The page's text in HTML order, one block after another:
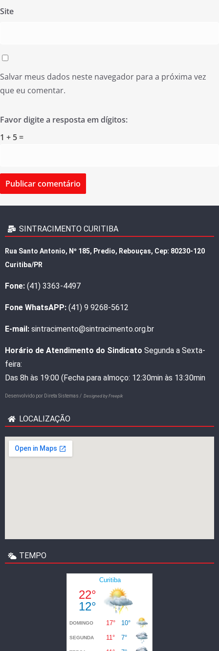
Site
Salvar meus dados neste navegador para a próxima vez
que eu comentar.
Favor digite a resposta em dígitos:
1 + 5 =
SINTRACIMENTO CURITIBA
Rua Santo Antonio, Nº 185, Predio, Rebouças, Cep: 80230-120
Curitiba/PR
Fone: (41) 3363-4497
Fone WhatsAPP: (41) 9 9268-5612
E-mail: sintracimento@sintracimento.org.br
Horário de Atendimento do Sindicato Segunda a Sexta-
feira:
Das 8h às 19:00 (Fecha para almoço: 12:30min às 13:30min
Desenvolvido por Direta Sistemas / Designed by Freepik
LOCALIZAÇÃO
TEMPO